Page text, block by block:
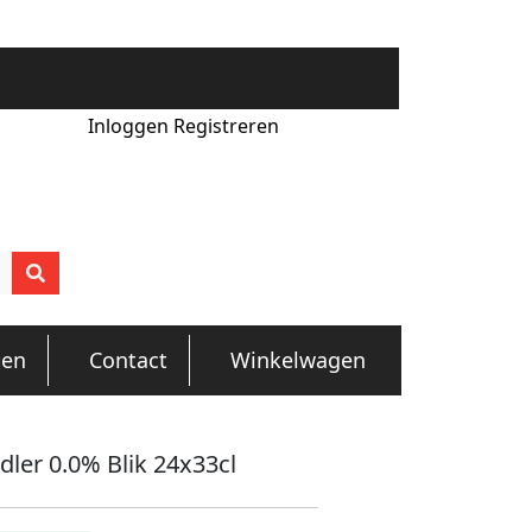
Inloggen Registreren
Contact Winkelwagen
0.0% Blik 24x33cl